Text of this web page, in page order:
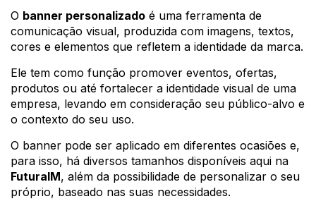
O banner personalizado é uma ferramenta de
comunicação visual, produzida com imagens, textos,
cores e elementos que refletem a identidade da marca.
Ele tem como função promover eventos, ofertas,
produtos ou até fortalecer a identidade visual de uma
empresa, levando em consideração seu público-alvo e
o contexto do seu uso.
O banner pode ser aplicado em diferentes ocasiões e,
para isso, há diversos tamanhos disponíveis aqui na
FuturaIM, além da possibilidade de personalizar o seu
próprio, baseado nas suas necessidades.